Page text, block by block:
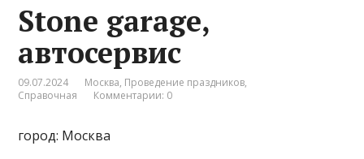
Stone garage,
автосервис
09.07.2024 Москва, Проведение праздников,
Справочная
Комментарии: 0
город: Москва